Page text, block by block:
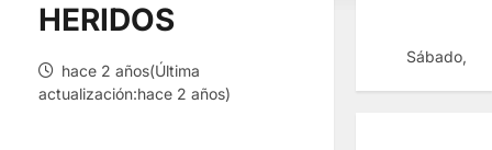
HERIDOS
hace 2 años(Última
actualización:hace 2 años)
Sábado,